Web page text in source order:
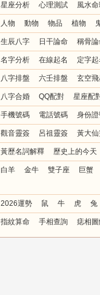
星座分析 心理測試 風水命
人物 動物 物品 植物
生辰八字 日干論命 稱骨
名字分析 在線起名 定字起
八字排盤 六壬排盤 玄空飛
八字合婚 QQ配對 星座配
手機號碼 電話號碼 身份
觀音靈簽 呂祖靈簽 黃大
黃歷名詞解釋 歷史上的今天
白羊 金牛 雙子座 巨蟹
2026運勢 鼠 牛 虎 兔
指紋算命 手相查詢 痣相